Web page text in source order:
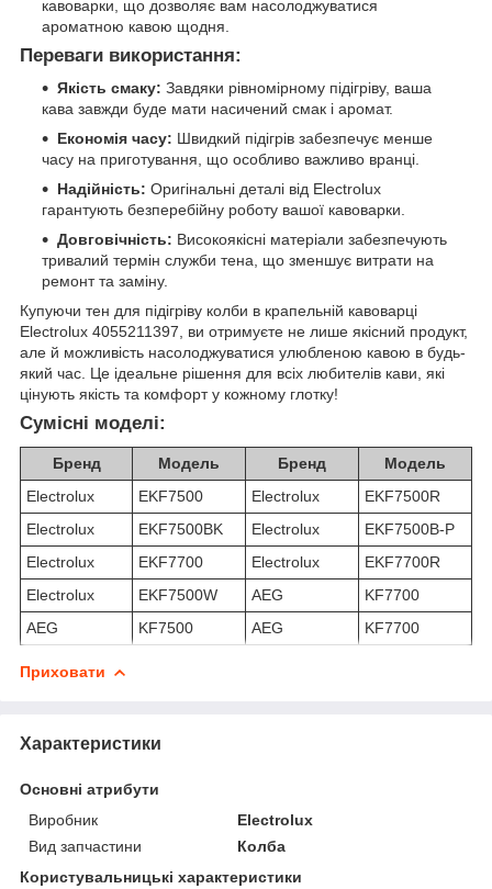
кавоварки, що дозволяє вам насолоджуватися
ароматною кавою щодня.
Переваги використання:
Якість смаку: Завдяки рівномірному підігріву, ваша
кава завжди буде мати насичений смак і аромат.
Економія часу: Швидкий підігрів забезпечує менше
часу на приготування, що особливо важливо вранці.
Надійність: Оригінальні деталі від Electrolux
гарантують безперебійну роботу вашої кавоварки.
Довговічність: Високоякісні матеріали забезпечують
тривалий термін служби тена, що зменшує витрати на
ремонт та заміну.
Купуючи тен для підігріву колби в крапельній кавоварці
Electrolux 4055211397, ви отримуєте не лише якісний продукт,
але й можливість насолоджуватися улюбленою кавою в будь-
який час. Це ідеальне рішення для всіх любителів кави, які
цінують якість та комфорт у кожному глотку!
Сумісні моделі:
Бренд Модель Бренд
Модель
Electrolux
EKF7500 Electrolux
EKF7500R
Electrolux
EKF7500BK Electrolux
EKF7500B-P
Electrolux
EKF7700 Electrolux
EKF7700R
Electrolux
EKF7500W AEG
KF7700
AEG
KF7500 AEG KF7700
Приховати
Характеристики
Основні атрибути
Виробник
Electrolux
Вид запчастини
Колба
Користувальницькі характеристики